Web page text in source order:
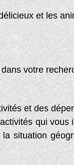
et les
votre
et des
qui
situation